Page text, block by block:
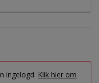
ingelogd. Klik hier om